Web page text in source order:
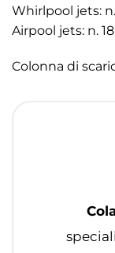
Whirlpool jets:
Airpool jets: n. 18
Colonna di